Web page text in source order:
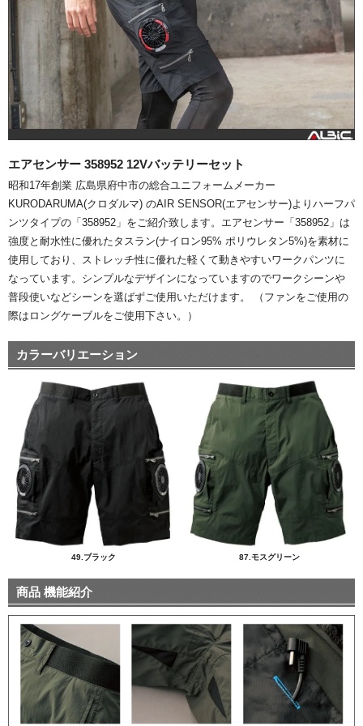
エアセンサー 358952 12Vバッテリーセット
昭和17年創業 広島県府中市の総合ユニフォームメーカー
KURODARUMA(クロダルマ) のAIR SENSOR(エアセンサー)よりハーフパ
ンツタイプの「358952」をご紹介致します。エアセンサー「358952」は
強度と耐水性に優れたタスラン(ナイロン95% ポリウレタン5%)を素材に
使用しており、ストレッチ性に優れた軽くて動きやすいワークパンツに
なっています。シンプルなデザインになっていますのでワークシーンや
普段使いなどシーンを選ばずご使用いただけます。 （ファンをご使用の
際はロングケーブルをご使用下さい。）
カラーバリエーション
49.ブラック 87.モスグリーン
商品 機能紹介